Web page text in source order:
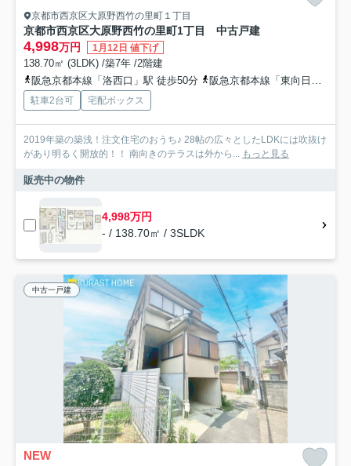
京都市西京区大原野西竹の里町１丁目
京都市西京区大原野西竹の里町1丁目 中古戸建
4,998万円 1月12日 値下げ
138.70㎡ (3LDK) /築7年 /2階建
阪急京都本線「洛西口」駅 徒歩50分
阪急京都本線「東向日」駅 徒歩49分
駐車2台可 宅配ボックス
2019年築の築浅！注文住宅のおうち♪ 28帖の広々としたLDKには吹抜け
があり明るく開放的！！ 南向きのテラスは外から... もっと見る
販売中の物件
4,998万円
- / 138.70㎡ / 3SLDK
中古一戸建
NEW